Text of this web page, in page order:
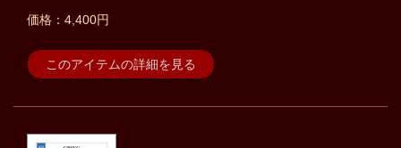
価格：4,400円
このアイテムの詳細を見る